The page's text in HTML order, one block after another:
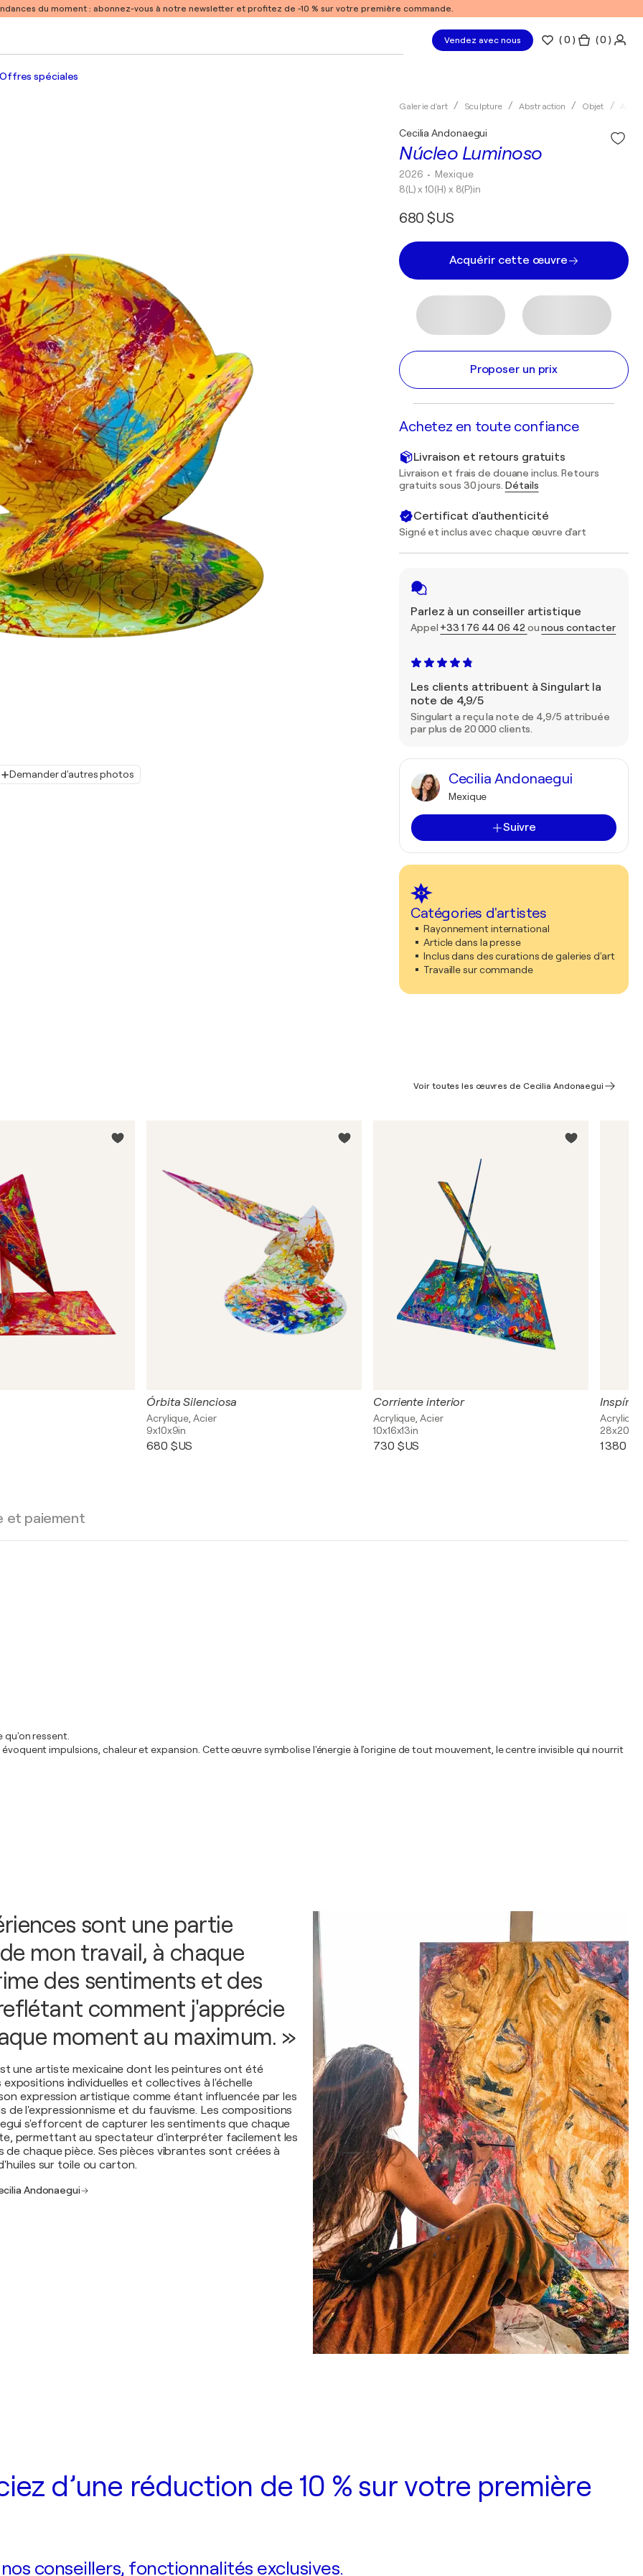
du moment : abonnez-vous à notre newsletter et profitez de -10 % sur votre première commande.
Vendez avec nous (0 ) ( 0 )
Offres spéciales
Demander d'autres photos
Galerie d'art Sculpture Abstraction Objet
Núcleo Luminoso
Cecilia Andonaegui
2026 • Mexique
8(L) x 10(H) x 8(P)in
680 $US
Acquérir cette œuvre
Proposer un prix
Achetez en toute confiance
Livraison et retours gratuits
Livraison et frais de douane inclus. Retours
gratuits sous 30 jours. Détails
Certificat d'authenticité
Signé et inclus avec chaque œuvre d'art
Parlez à un conseiller artistique
Appel +33 1 76 44 06 42 ounous contacter
Les clients attribuent à Singulart la
note de 4,9/5
Singulart a reçu la note de 4,9/5 attribuée
par plus de 20 000 clients.
Cecilia Andonaegui
Mexique
Suivre
Catégories d'artistes
Rayonnement international
Article dans la presse
Inclus dans des curations de galeries d'art
Travaille sur commande
Voir toutes les œuvres de Cecilia Andonaegui
Órbita Silenciosa
Acrylique, Acier
9x10x9in
680 $US
Corriente interior
Acrylique, Acier
10x16x13in
730 $US
28x20in
1 380
et paiement
qu'on ressent.
impulsions, chaleur et expansion. Cette œuvre symbolise l'énergie à l'origine de tout mouvement, le centre invisible qui nourrit
sont une partie
mon travail, à chaque
des sentiments et des
comment j'apprécie
moment au maximum. »
une artiste mexicaine dont les peintures ont été
individuelles et collectives à l'échelle
expression artistique comme étant influencée par les
de l'expressionnisme et du fauvisme. Les compositions
s'efforcent de capturer les sentiments que chaque
permettant au spectateur d'interpréter facilement les
de chaque pièce. Ses pièces vibrantes sont créées à
sur toile ou carton.
Andonaegui
d’une réduction de 10 % sur votre première
conseillers, fonctionnalités exclusives.